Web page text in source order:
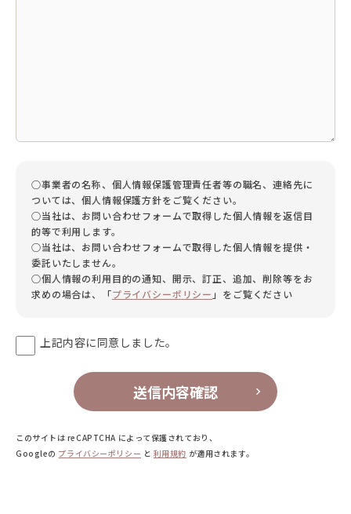
○事業者の名称、個人情報保護管理責任者等の職名、連絡先に
ついては、個人情報保護方針をご覧ください。
○当社は、お問い合わせフォームで取得した個人情報を返信目
的等で利用します。
○当社は、お問い合わせフォームで取得した個人情報を提供・
委託いたしません。
○個人情報の利用目的の通知、開示、訂正、追加、削除等をお
求めの場合は、「プライバシーポリシー 」をご覧ください
上記内容に同意しました。
送信内容確認
このサイトは reCAPTCHA によって保護されており、
Googleの プライバシーポリシー と 利用規約 が適用されます。